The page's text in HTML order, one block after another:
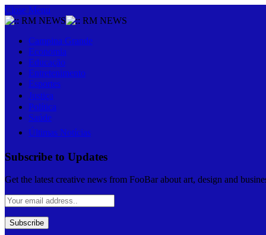
Close Menu
Campina Grande
Economia
Educação
Entretenimento
Esportes
Justiça
Política
Saúde
Últimas Notícias
Subscribe to Updates
Get the latest creative news from FooBar about art, design and